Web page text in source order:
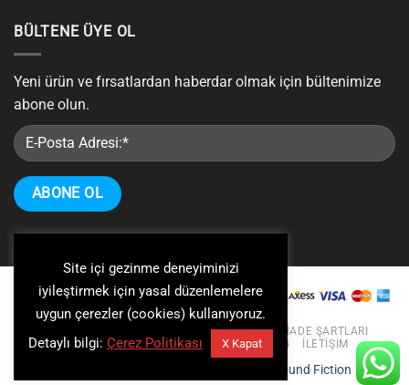
BÜLTENE ÜYE OL
Yeni ürün ve fırsatlardan haberdar olmak için bültenimize
abone olun.
KIŞISEL VERILERIN KORUNMASI VE GIZLILIK
İADE ŞARTLARI
ÜYELIK SÖZLEŞMESI
KURUMSAL BLOG İLETIŞIM
A Sound Fiction
Site içi gezinme deneyiminizi
iyileştirmek için yasal düzenlemelere
uygun çerezler (cookies) kullanıyoruz.
Detaylı bilgi: Çerez Politikası X Kapat